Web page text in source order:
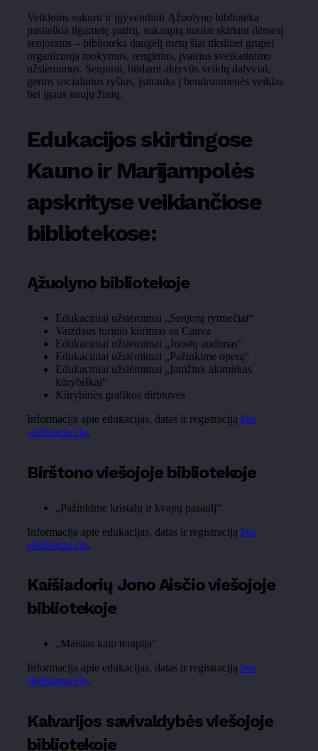
Veikloms sukurti ir įgyvendinti Ąžuolyno biblioteka
pasitelkia ilgametę patirtį, sukauptą nuolat skiriant dėmesį
senjorams – biblioteka daugelį metų šiai tikslinei grupei
organizuoja mokymus, renginius, įvairius sveikatinimo
užsiėmimus. Senjorai, būdami aktyvūs veiklų dalyviai,
gerins socialinius ryšius, įsitrauks į bendruomenės veiklas
bei įgaus naujų žinių.
Edukacijos skirtingose
Kauno ir Marijampolės
apskrityse veikiančiose
bibliotekose:
Ąžuolyno bibliotekoje
Edukaciniai užsiėmimai „Senjorų rytmečiai“
Vaizdaus turinio kūrimas su Canva
Edukaciniai užsiėmimai „Juostų audimas“
Edukaciniai užsiėmimai „Pažinkime operą“
Edukaciniai užsiėmimai „Įamžink akimirkas
kūrybiškai“
Kūrybinės grafikos dirbtuvės
Informacija apie edukacijas, datas ir registraciją bus
skelbiama čia.
Birštono viešojoje bibliotekoje
„Pažinkime kristalų ir kvapų pasaulį“
Informacija apie edukacijas, datas ir registraciją bus
skelbiama čia.
Kaišiadorių Jono Aisčio viešojoje
bibliotekoje
„Maistas kaip terapija“
Informacija apie edukacijas, datas ir registraciją bus
skelbiama čia.
Kalvarijos savivaldybės viešojoje
bibliotekoje